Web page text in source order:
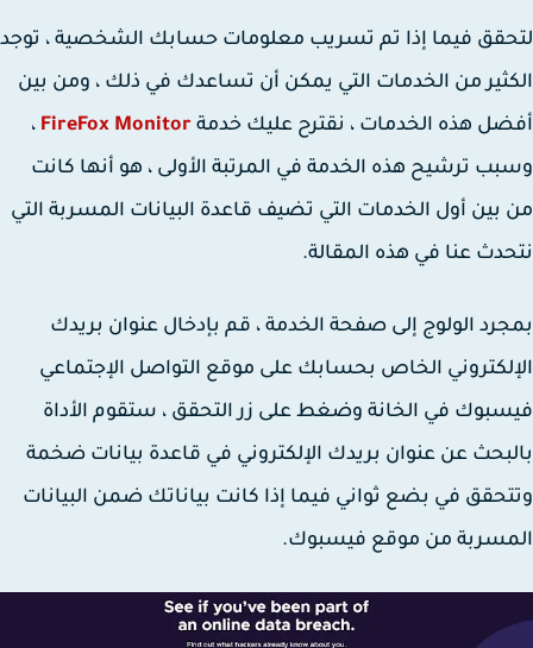
فيما إذا تم تسريب معلومات حسابك الشخصية ، توجد
من الخدمات التي يمكن أن تساعدك في ذلك ، ومن بين
هذه الخدمات ، نقترح عليك خدمةFireFox Monitor،
ترشيح هذه الخدمة في المرتبة الأولى ، هو أنها كانت
بين أول الخدمات التي تضيف قاعدة البيانات المسربة التي
عنا في هذه المقالة.
الولوج إلى صفحة الخدمة ، قم بإدخال عنوان بريدك
الخاص بحسابك على موقع التواصل الإجتماعي
في الخانة وضغط على زر التحقق ، ستقوم الأداة
عن عنوان بريدك الإلكتروني في قاعدة بيانات ضخمة
في بضع ثواني فيما إذا كانت بياناتك ضمن البيانات
من موقع فيسبوك.